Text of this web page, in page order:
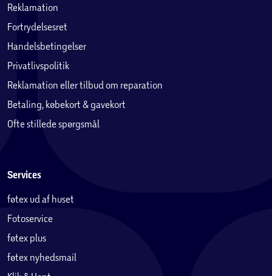
Reklamation
Fortrydelsesret
Handelsbetingelser
Privatlivspolitik
Reklamation eller tilbud om reparation
Betaling, købekort & gavekort
Ofte stillede spørgsmål
Services
føtex ud af huset
Fotoservice
føtex plus
føtex nyhedsmail